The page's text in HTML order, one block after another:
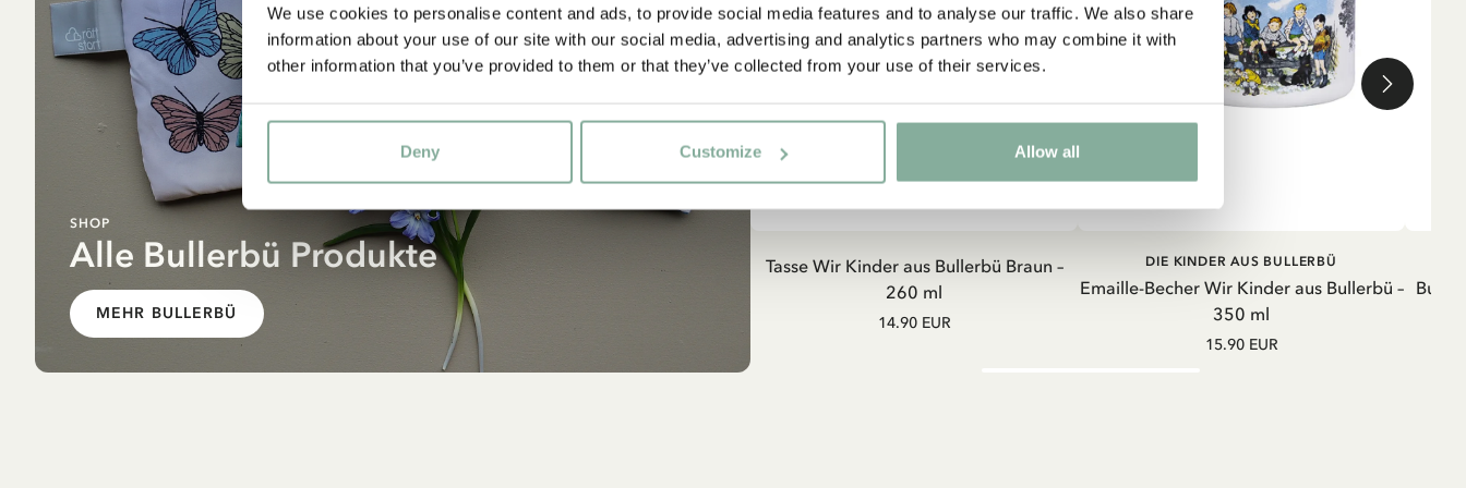
We use cookies to personalise content and ads, to provide social media features and to analyse our traffic. We also share
information about your use of our site with our social media, advertising and analytics partners who may combine it with
other information that you’ve provided to them or that they’ve collected from your use of their services.
Deny Customize Allow all
SHOP
Alle Bullerbü Produkte
MEHR BULLERBÜ
IN DEN WARENKORB
Tasse Wir Kinder aus Bullerbü Braun –
260 ml
14.90 EUR
IN DEN WARENKORB
Emaille-Becher Wir Kinder aus Bullerbü –
350 ml
DIE KINDER AUS BULLERBÜ
15.90 EUR
Buch